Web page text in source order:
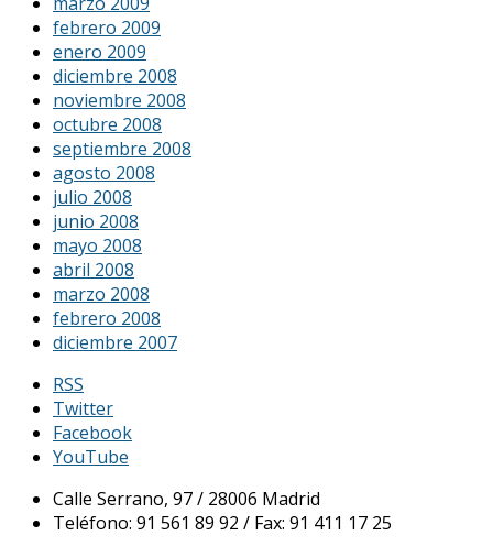
febrero 2009
enero 2009
diciembre 2008
noviembre 2008
octubre 2008
septiembre 2008
agosto 2008
julio 2008
junio 2008
mayo 2008
abril 2008
marzo 2008
febrero 2008
diciembre 2007
RSS
Twitter
Facebook
YouTube
Calle Serrano, 97 / 28006 Madrid
Teléfono: 91 561 89 92 / Fax: 91 411 17 25